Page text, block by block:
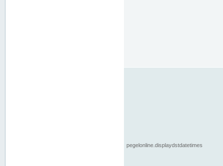
pegelonline.displaydstdatetimes